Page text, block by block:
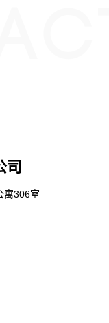
司
寓306室